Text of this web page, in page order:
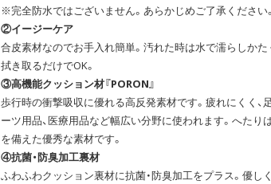
※完全防水ではございません。あらかじめご了承ください。
②イージーケア
合皮素材なのでお手入れ簡単。汚れた時は水で濡らしかた
拭き取るだけでOK。
③高機能クッション材『PORON』
歩行時の衝撃吸収に優れる高反発素材です。疲れにくく、
ーツ用品、医療用品など幅広い分野に使われます。へたり
を備えた優秀な素材です。
④抗菌・防臭加工裏材
ふわふわクッション裏材に抗菌・防臭加工をプラス。優し